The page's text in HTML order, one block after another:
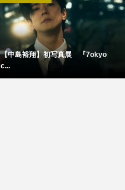
【中島裕翔】初写真展 『7okyo
c...